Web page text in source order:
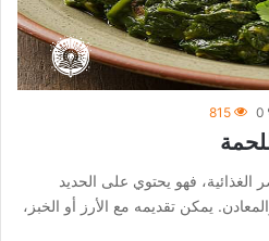
0
815
الغذائية، فهو يحتوي على الحديد
يمكن تقديمه مع الأرز أو الخبز،